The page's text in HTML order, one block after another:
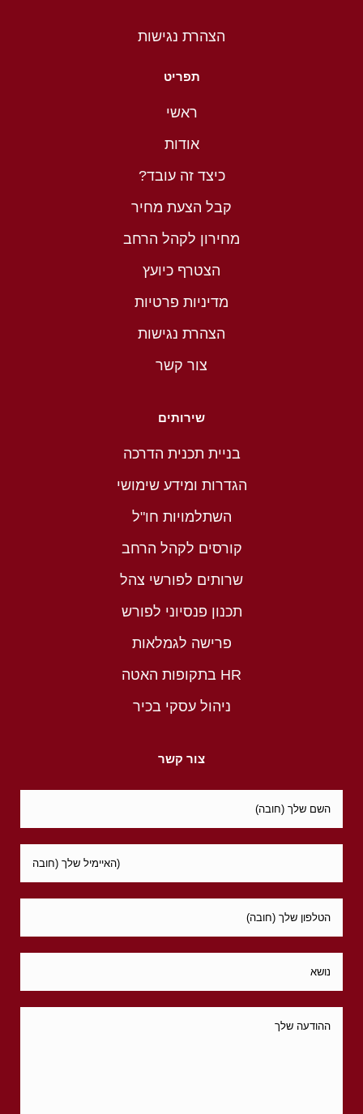
הצהרת נגישות
תפריט
ראשי
אודות
כיצד זה עובד?
קבל הצעת מחיר
מחירון לקהל הרחב
הצטרף כיועץ
מדיניות פרטיות
הצהרת נגישות
צור קשר
שירותים
בניית תכנית הדרכה
הגדרות ומידע שימושי
השתלמויות חו"ל
קורסים לקהל הרחב
שרותים לפורשי צהל
תכנון פנסיוני לפורש
פרישה לגמלאות
HR בתקופות האטה
ניהול עסקי בכיר
צור קשר